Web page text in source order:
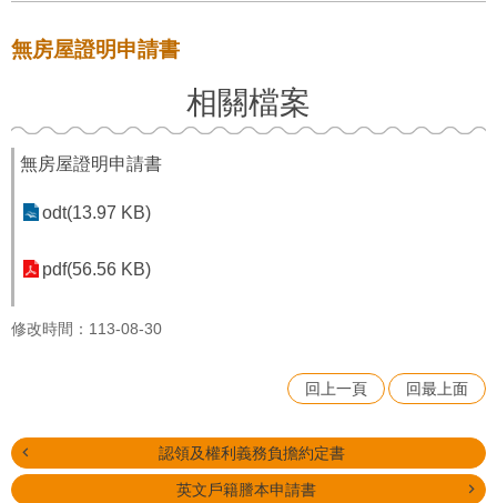
無房屋證明申請書
相關檔案
無房屋證明申請書
odt(13.97 KB)
pdf(56.56 KB)
修改時間：113-08-30
回上一頁 回最上面
認領及權利義務負擔約定書
英文戶籍謄本申請書